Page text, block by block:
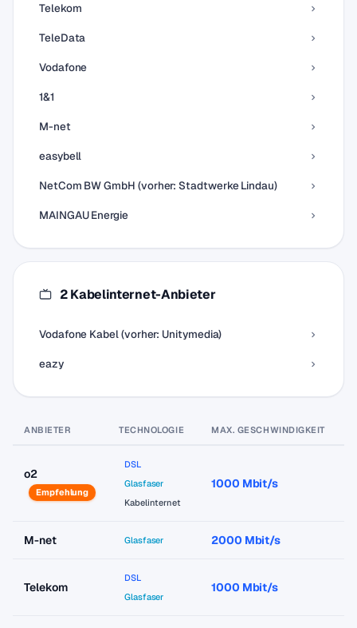
Telekom
TeleData
Vodafone
1&1
M-net
easybell
NetCom BW GmbH (vorher: Stadtwerke Lindau)
MAINGAU Energie
2 Kabelinternet-Anbieter
Vodafone Kabel (vorher: Unitymedia)
eazy
ANBIETER TECHNOLOGIE MAX. GESCHWINDIGKEIT
o2
Empfehlung
DSL
Glasfaser
Kabelinternet
1000 Mbit/s
M-net Glasfaser 2000 Mbit/s
Telekom
DSL
Glasfaser
1000 Mbit/s